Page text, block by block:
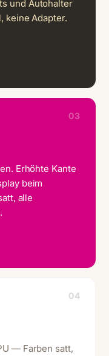
und Autohalter
keine Adapter.
03
Erhöhte Kante
beim
alle
04
— Farben satt,